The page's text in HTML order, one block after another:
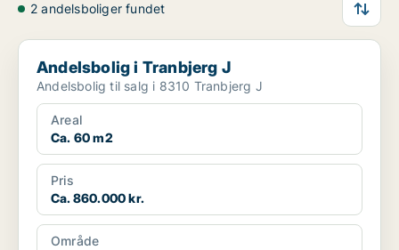
2 andelsboliger fundet
Andelsbolig i Tranbjerg J
Andelsbolig i Tranbjerg J
Andelsbolig til salg i 8310 Tranbjerg J
Areal
Ca. 60 m2
Pris
Ca. 860.000 kr.
Område